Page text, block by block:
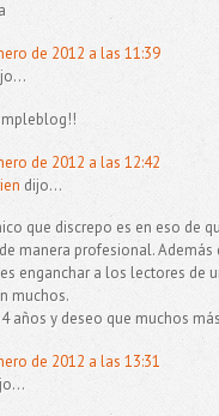
de 2012 a las 11:39
de 2012 a las 12:42
dijo...
que discrepo es en eso de
manera profesional. Además
enganchar a los lectores de
muchos.
4 años y deseo que muchos
de 2012 a las 13:31